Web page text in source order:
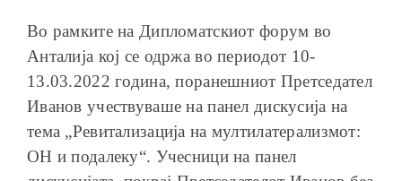
Во рамките на Дипломатскиот форум во
Анталија кој се одржа во периодот 10-
13.03.2022 година, поранешниот Претседател
Иванов учествуваше на панел дискусија на
тема „Ревитализација на мултилатерализмот:
ОН и подалеку“. Учесници на панел